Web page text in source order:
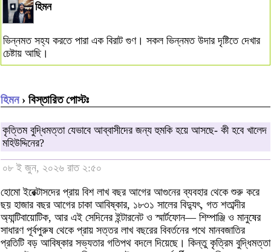
হিমন
ভিন্নমত সহ্য করতে পারা এক বিরাট গুণ। সকল ভিন্নমত উদার দৃষ্টিতে দেখার
চেষ্টায় আছি।
হিমন› বিস্তারিত পোস্টঃ
কৃত্তিম বুদ্ধিমত্তা যেভাবে আব্বাসীদের জন্য হুমকি হয়ে আসছে- কী হবে খালেদ
মহিউদ্দিনের?
০৮ ই জুন, ২০২৬ রাত ২:৫০
হোমো ইরেক্টাসদের প্রায় বিশ লাখ বছর আগের আগুনের ব্যবহার থেকে শুরু করে
ছয় হাজার বছর আগের চাকা আবিষ্কার, ১৮৩১ সালের বিদ্যুৎ, গত শতাব্দীর
অ্যান্টিবায়োটিক, আর এই সেদিনের ইন্টারনেট ও স্মার্টফোন— শিম্পাঞ্জি ও মানুষের
সাধারণ পূর্বপুরুষ থেকে প্রায় সত্তর লাখ বছরের বিবর্তনের পথে মানবজাতির
প্রতিটি বড় আবিষ্কার সভ্যতার গতিপথ বদলে দিয়েছে। কিন্তু কৃত্রিম বুদ্ধিমত্তা